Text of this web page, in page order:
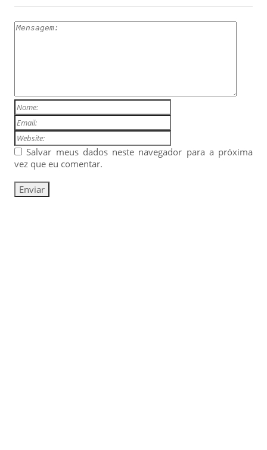
Salvar meus dados neste navegador para a próxima
vez que eu comentar.